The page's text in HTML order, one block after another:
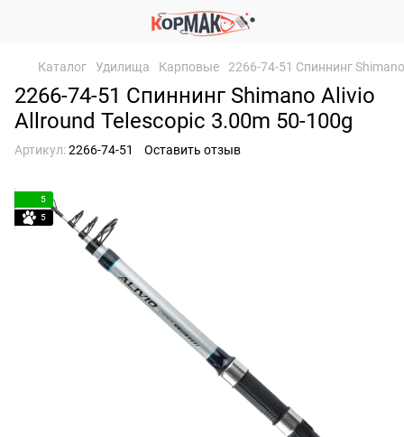
Каталог Удилища Карповые 2266-74-51 Спиннинг
2266-74-51 Спиннинг Shimano Alivio
Allround Telescopic 3.00m 50-100g
Артикул:2266-74-51 Оставить отзыв
5
5